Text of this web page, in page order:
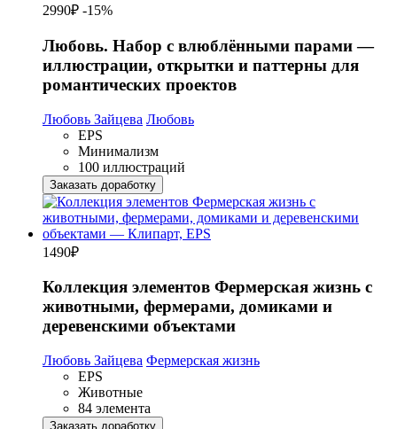
2990₽ -15%
Любовь. Набор с влюблёнными парами —
иллюстрации, открытки и паттерны для
романтических проектов
Любовь Зайцева Любовь
EPS
Минимализм
100 иллюстраций
Заказать доработку
1490₽
Коллекция элементов Фермерская жизнь с
животными, фермерами, домиками и
деревенскими объектами
Любовь Зайцева Фермерская жизнь
EPS
Животные
84 элемента
Заказать доработку